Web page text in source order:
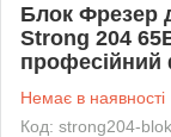
Блок Фрезер
Strong 204
професійний
Немає в наявності
Код: strong204-